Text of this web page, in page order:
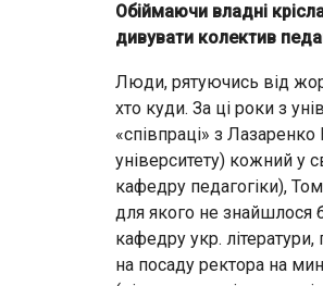
Обіймаючи владні
дивувати колектив
Люди, рятуючись від
хто куди. За ці роки з
«співпраці» з
університету) кожний у
кафедру педагогіки),
для якого не знайшлося
кафедру укр.
на посаду ректора на